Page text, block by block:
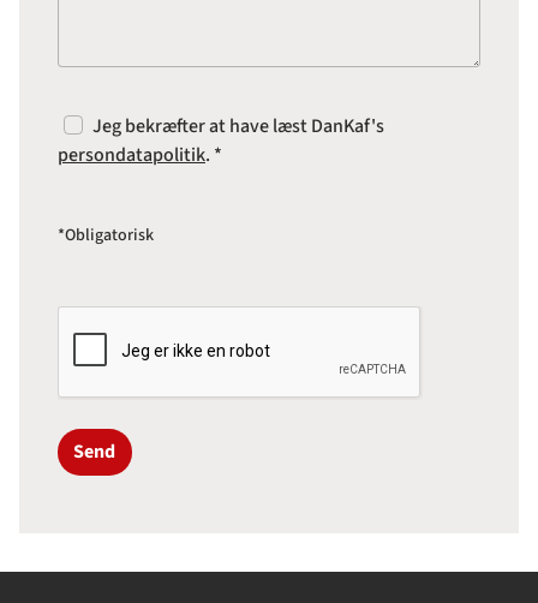
Jeg bekræfter at have læst DanKaf's
persondatapolitik. *
*Obligatorisk
Send